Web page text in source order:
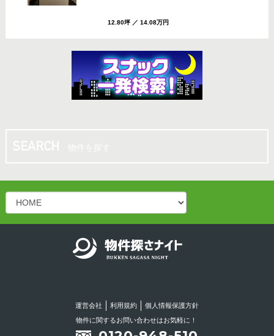
12.80坪 ／ 14.08万円
松山市 八坂通りすぐのバー・スナック向き居抜
き店舗！共益費・ごみ処理費サービス！！
10.00坪 ／ 13.20万円
15.00坪 ／ 14.30万円
16.50坪 ／ 18.15万円
運営会社 利用規約
個人情報保護方針
物件に関するお問い合わせはお気軽に！